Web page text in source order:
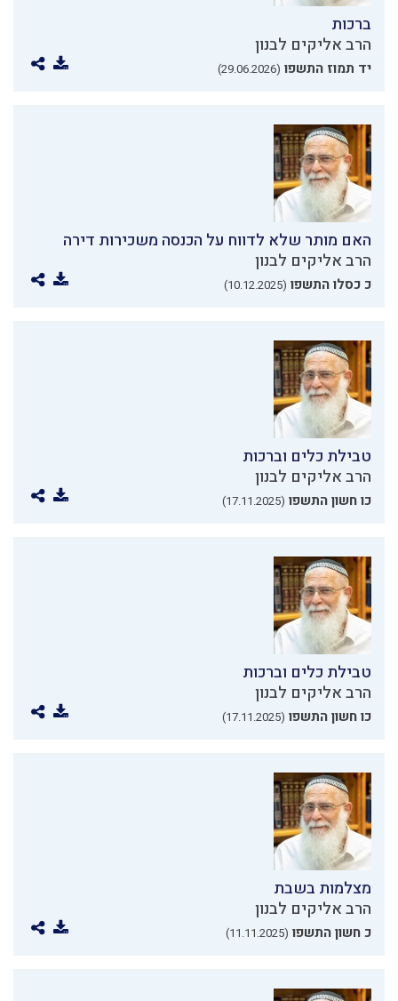
ברכות
הרב אליקים לבנון
יד תמוז התשפו (29.06.2026)
האם מותר שלא לדווח על הכנסה משכירות דירה
הרב אליקים לבנון
כ כסלו התשפו (10.12.2025)
טבילת כלים וברכות
הרב אליקים לבנון
כו חשון התשפו (17.11.2025)
טבילת כלים וברכות
הרב אליקים לבנון
כו חשון התשפו (17.11.2025)
מצלמות בשבת
הרב אליקים לבנון
כ חשון התשפו (11.11.2025)